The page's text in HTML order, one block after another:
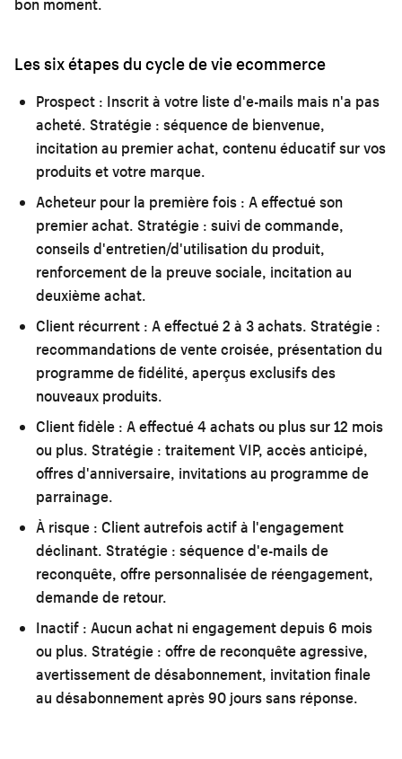
Les six étapes du cycle de vie ecommerce
Prospect : Inscrit à votre liste d'e-mails mais n'a pas
acheté. Stratégie : séquence de bienvenue,
incitation au premier achat, contenu éducatif sur vos
produits et votre marque.
Acheteur pour la première fois : A effectué son
premier achat. Stratégie : suivi de commande,
conseils d'entretien/d'utilisation du produit,
renforcement de la preuve sociale, incitation au
deuxième achat.
Client récurrent : A effectué 2 à 3 achats. Stratégie :
recommandations de vente croisée, présentation du
programme de fidélité, aperçus exclusifs des
nouveaux produits.
Client fidèle : A effectué 4 achats ou plus sur 12 mois
ou plus. Stratégie : traitement VIP, accès anticipé,
offres d'anniversaire, invitations au programme de
parrainage.
À risque : Client autrefois actif à l'engagement
déclinant. Stratégie : séquence d'e-mails de
reconquête, offre personnalisée de réengagement,
demande de retour.
Inactif : Aucun achat ni engagement depuis 6 mois
ou plus. Stratégie : offre de reconquête agressive,
avertissement de désabonnement, invitation finale
au désabonnement après 90 jours sans réponse.